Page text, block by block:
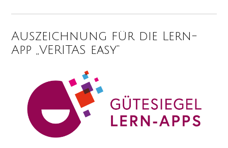
Auszeichnung für die Lern-
App „VERITAS easy“